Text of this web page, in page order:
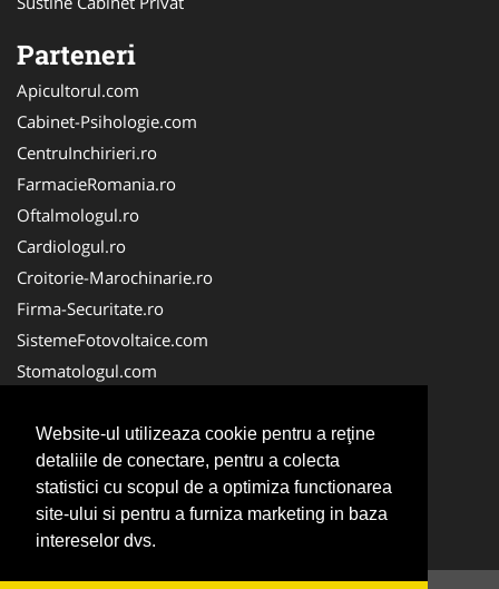
Website-ul utilizeaza cookie pentru a reţine
detaliile de conectare, pentru a colecta
statistici cu scopul de a optimiza functionarea
site-ului si pentru a furniza marketing in baza
intereselor dvs.
Parteneri
Apicultorul.com
Cabinet-Psihologie.com
CentruInchirieri.ro
FarmacieRomania.ro
Oftalmologul.ro
Cardiologul.ro
Croitorie-Marochinarie.ro
Firma-Securitate.ro
SistemeFotovoltaice.com
Stomatologul.com
Birouri-Cadastru.ro
Cabinet-Individual.ro
CramaVinuri.ro
InstalatiiSolare.com